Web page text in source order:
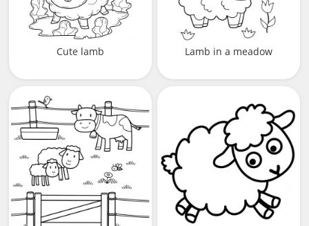
Cute lamb Lamb in a meadow